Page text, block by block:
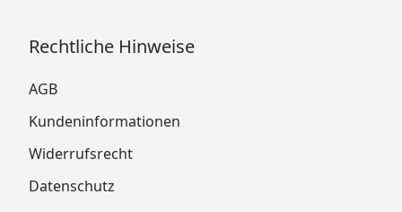
Rechtliche Hinweise
AGB
Kundeninformationen
Widerrufsrecht
Datenschutz